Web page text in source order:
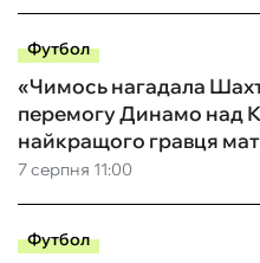
Футбол
7 серпня 11:00
«Чимось нагадала
перемогу Динамо над
найкращого гравця
Футбол